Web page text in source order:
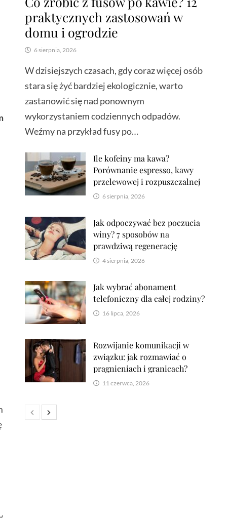
praktycznych zastosowań w
domu i ogrodzie
6 sierpnia, 2026
W dzisiejszych czasach, gdy coraz więcej osób
stara się żyć bardziej ekologicznie, warto
zastanowić się nad ponownym
wykorzystaniem codziennych odpadów.
Weźmy na przykład fusy po…
Ile kofeiny ma kawa?
Porównanie espresso, kawy
przelewowej i rozpuszczalnej
6 sierpnia, 2026
Jak odpoczywać bez poczucia
winy? 7 sposobów na
prawdziwą regenerację
4 sierpnia, 2026
Jak wybrać abonament
telefoniczny dla całej rodziny?
16 lipca, 2026
Rozwijanie komunikacji w
związku: jak rozmawiać o
pragnieniach i granicach?
11 czerwca, 2026